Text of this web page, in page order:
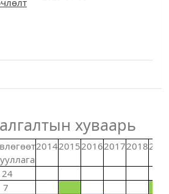
хуваарь
20142015201620172018
24
7